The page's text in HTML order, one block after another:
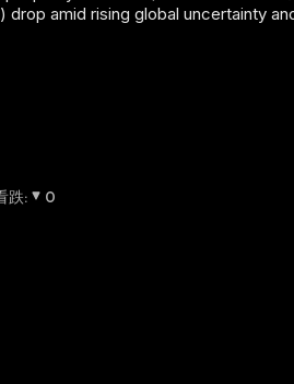
drop amid rising global uncertainty
跌: 0